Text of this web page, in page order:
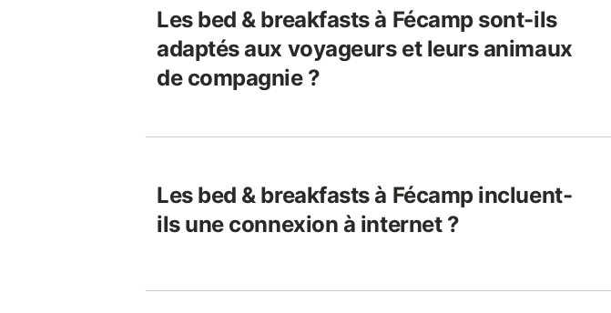
Les bed & breakfasts à Fécamp sont-ils
adaptés aux voyageurs et leurs animaux
de compagnie ?
Les bed & breakfasts à Fécamp incluent-
ils une connexion à internet ?